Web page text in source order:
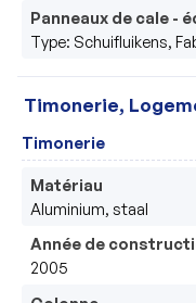
Panneaux de cale -
Type: Schuifluikens,
Timonerie,
Timonerie
Matériau
Aluminium, staal
Année de
2005